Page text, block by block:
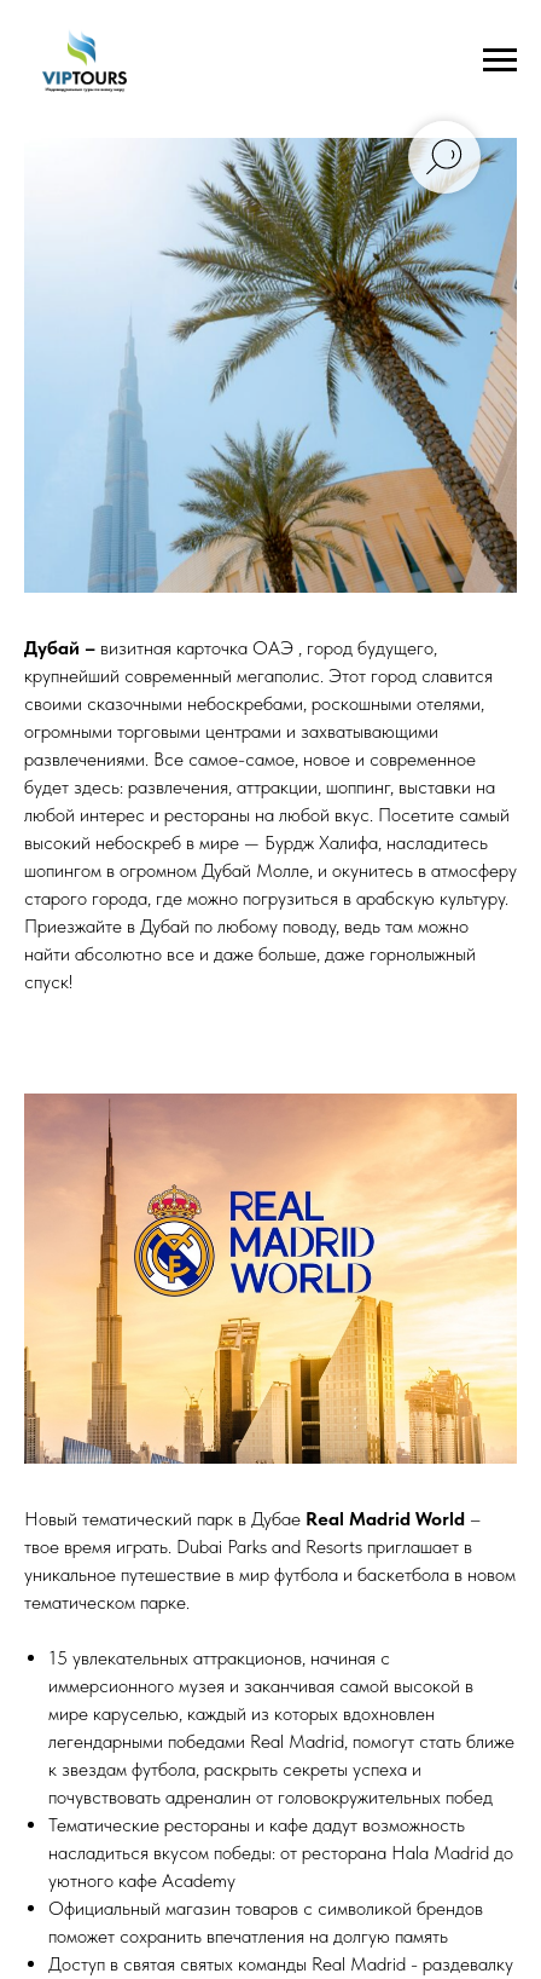
Дубай – визитная карточка ОАЭ , город будущего,
крупнейший современный мегаполис. Этот город славится
своими сказочными небоскребами, роскошными отелями,
огромными торговыми центрами и захватывающими
развлечениями. Все самое-самое, новое и современное
будет здесь: развлечения, аттракции, шоппинг, выставки на
любой интерес и рестораны на любой вкус. Посетите самый
высокий небоскреб в мире — Бурдж Халифа, насладитесь
шопингом в огромном Дубай Молле, и окунитесь в атмосферу
старого города, где можно погрузиться в арабскую культуру.
Приезжайте в Дубай по любому поводу, ведь там можно
найти абсолютно все и даже больше, даже горнолыжный
спуск!
Новый тематический парк в Дубае Real Madrid World –
твое время играть. Dubai Parks and Resorts приглашает в
уникальное путешествие в мир футбола и баскетбола в новом
тематическом парке.
15 увлекательных аттракционов, начиная с
иммерсионного музея и заканчивая самой высокой в
мире каруселью, каждый из которых вдохновлен
легендарными победами Real Madrid, помогут стать ближе
к звездам футбола, раскрыть секреты успеха и
почувствовать адреналин от головокружительных побед
Тематические рестораны и кафе дадут возможность
насладиться вкусом победы: от ресторана Hala Madrid до
уютного кафе Academy
Официальный магазин товаров с символикой брендов
поможет сохранить впечатления на долгую память
Доступ в святая святых команды Real Madrid - раздевалку